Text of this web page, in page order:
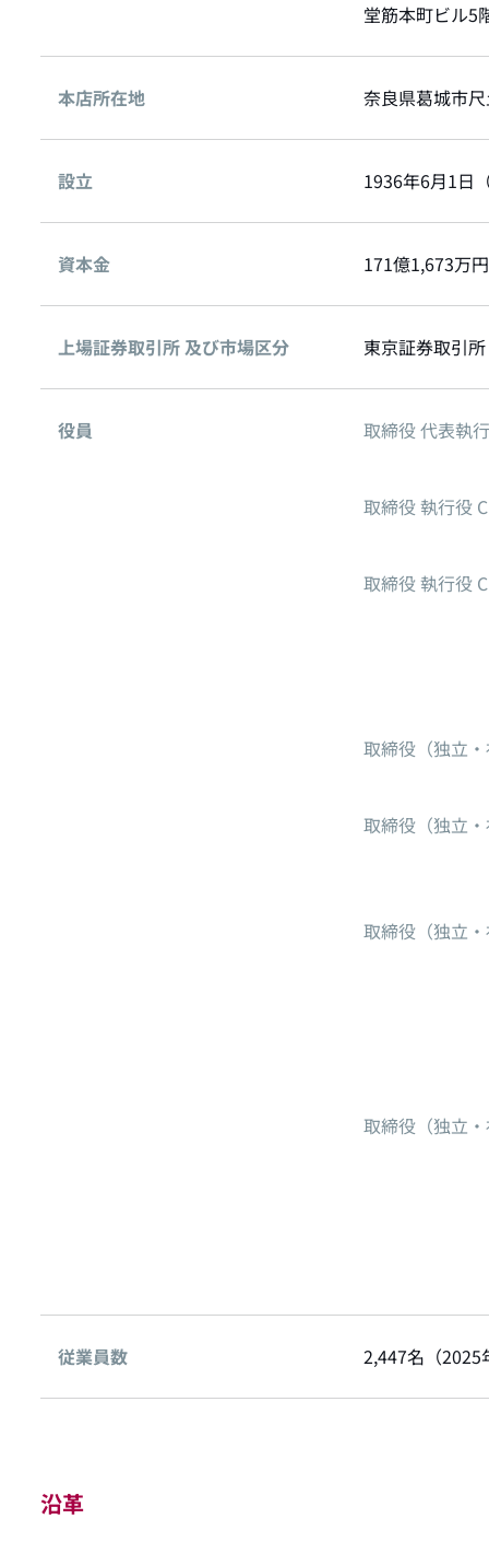
堂筋本町ビル5
本店所在地 奈良県葛城市
設立 1936年6月1日
資本金 171億1,673万
上場証券取引所 及び市場区分 東京証券取引
役員 取締役 代表執
取締役 執行役
取締役 執行役
取締役（独立
取締役（独立
取締役（独立
取締役（独立
従業員数 2,447名（2025
沿革